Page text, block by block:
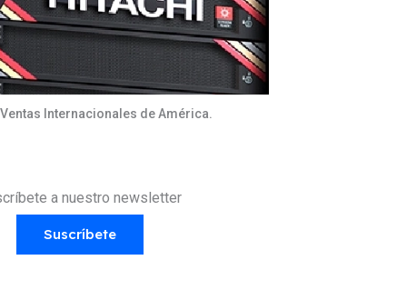
Internacionales de América.
a nuestro newsletter
Suscríbete